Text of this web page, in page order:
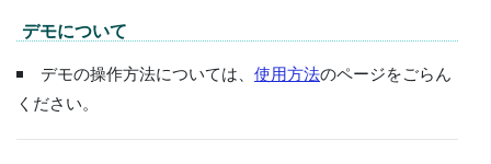
デモについて
デモの操作方法については、 使用方法のページをごらん
ください。